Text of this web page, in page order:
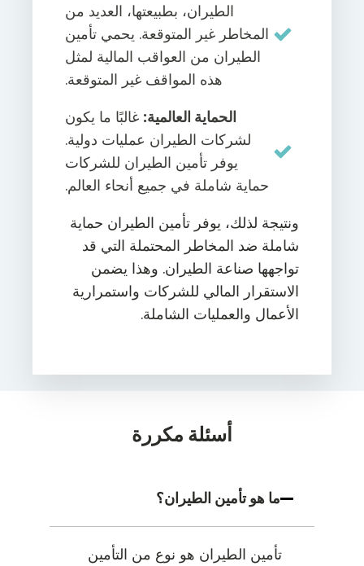
الطيران، بطبيعتها، العديد من
المخاطر غير المتوقعة. يحمي تأمين
الطيران من العواقب المالية لمثل
هذه المواقف غير المتوقعة.
الحماية العالمية: غالبًا ما يكون
لشركات الطيران عمليات دولية.
يوفر تأمين الطيران للشركات
حماية شاملة في جميع أنحاء العالم.
ونتيجة لذلك، يوفر تأمين الطيران حماية
شاملة ضد المخاطر المحتملة التي قد
تواجهها صناعة الطيران. وهذا يضمن
الاستقرار المالي للشركات واستمرارية
الأعمال والعمليات الشاملة.
أسئلة مكررة
ما هو تأمين الطيران؟
تأمين الطيران هو نوع من التأمين